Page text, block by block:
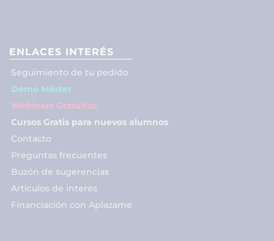
ENLACES INTERÉS
Seguimiento de tu pedido
Demo Máster
Webinars Gratuitos
Cursos Gratis para nuevos alumnos
Contacto
Preguntas frecuentes
Buzón de sugerencias
Artículos de interés
Financiación con Aplazame